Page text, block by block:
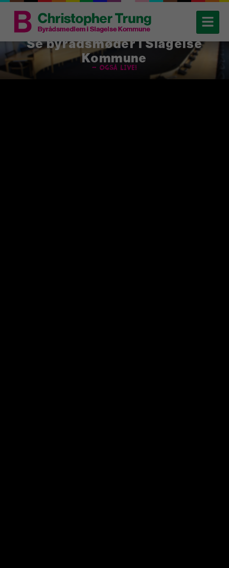
Se byrådsmøder i Slagelse
Kommune
– også live!